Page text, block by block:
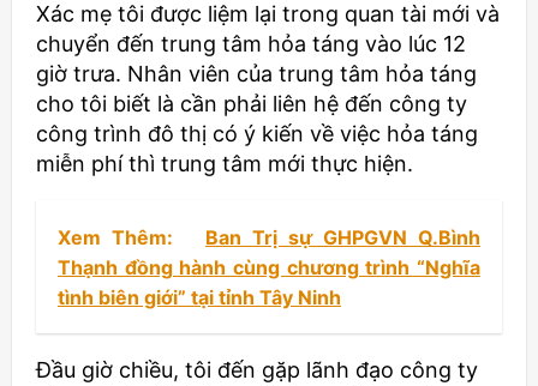
Xác mẹ tôi được liệm lại trong quan tài mới và
chuyển đến trung tâm hỏa táng vào lúc 12
giờ trưa. Nhân viên của trung tâm hỏa táng
cho tôi biết là cần phải liên hệ đến công ty
công trình đô thị có ý kiến về việc hỏa táng
miễn phí thì trung tâm mới thực hiện.
Xem Thêm:
Ban Trị sự GHPGVN Q.Bình
Thạnh đồng hành cùng chương trình “Nghĩa
tình biên giới” tại tỉnh Tây Ninh
Đầu giờ chiều, tôi đến gặp lãnh đạo công ty